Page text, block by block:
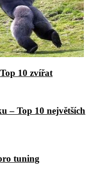
10 zvířat
– Top 10 největších
tuning